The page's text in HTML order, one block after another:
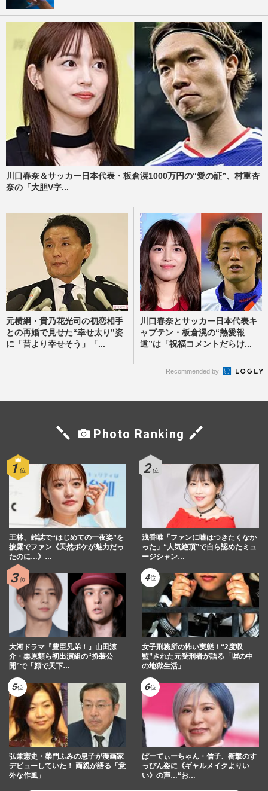
川口春奈＆サッカー日本代表・板倉滉1000万円の“愛の証”、村重杏
奈の「大胆V字...
元横綱・貴乃花光司の初恋相手
との再婚で見せた“幸せ太り”姿
に「昔より幸せそう」「...
川口春奈とサッカー日本代表キ
ャプテン・板倉滉の“熱愛報
道”は「祝福コメントだらけ...
Recommended by
Photo Ranking
王林、雑誌で“はじめての一夜姿”を
披露でファン《天然ボケが魅力だっ
たのに…》…
浅香唯「ファンに嘘はつきたくなか
った」“人気絶頂”で自ら認めたミュ
ージシャン…
大河ドラマ『豊臣兄弟！』山田涼
介・栗原類ら初出演組の“扮装公
開”で「顔で天下…
女子刑務所の怖い実態！“2度収
監”された元受刑者が語る「塀の中
の地獄生活」
弘兼憲史・柴門ふみの息子が漫画家
デビューしていた！ 両親が語る「意
外な作風」
ぱーてぃーちゃん・信子、衝撃のす
っぴん姿に《ギャルメイクよりい
い》の声…“お…